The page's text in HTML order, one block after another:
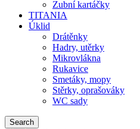
Zubní kartáčky
TITANIA
Úklid
Drátěnky
Hadry, utěrky
Mikrovlákna
Rukavice
Smetáky, mopy
Stěrky, oprašováky
WC sady
Search